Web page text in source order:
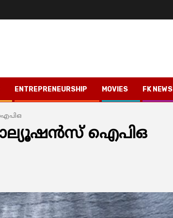
ENTREPRENEURSHIP MOVIES FK NEWS
ഐപിഒ